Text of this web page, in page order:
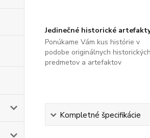
Jedinečné historické
Ponúkame Vám kus histórie v
podobe originálnych historických
predmetov a artefaktov
Kompletné špecifikácie